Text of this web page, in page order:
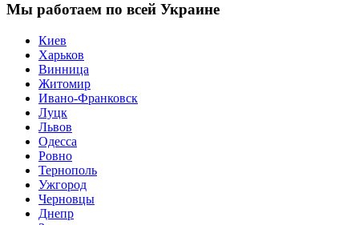
Мы работаем по всей Украине
Киев
Харьков
Винница
Житомир
Ивано-Франковск
Луцк
Львов
Одесса
Ровно
Тернополь
Ужгород
Черновцы
Днепр